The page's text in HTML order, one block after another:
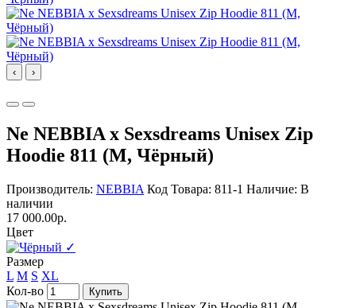
‹ ›
Ne NEBBIA x Sexsdreams Unisex Zip
Hoodie 811 (M, Чёрный)
Производитель: NEBBIA Код Товара: 811-1 Наличие: В
наличии
17 000.00р.
Цвет
✓
Размер
L M S XL
Кол-во
Купить